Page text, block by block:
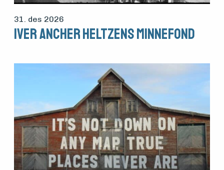
31. des 2026
Iver Ancher Heltzens minnefond